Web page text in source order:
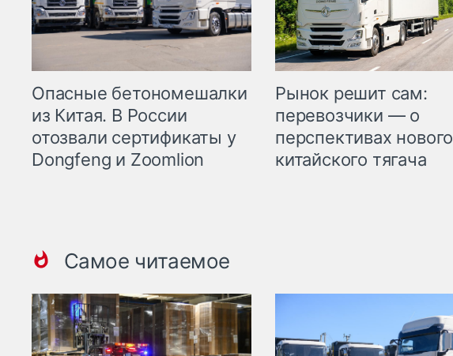
Опасные бетономешалки
из Китая. В России
отозвали сертификаты у
Dongfeng и Zoomlion
Рынок решит сам:
перевозчики — о
перспективах нового
китайского тягача
Самое читаемое